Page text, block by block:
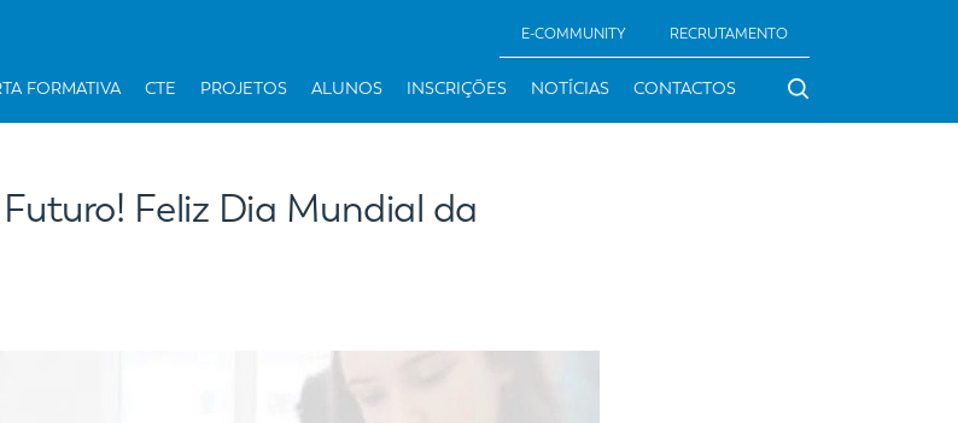
E-COMMUNITY RECRUTAMENTO
FORMATIVA CTE PROJETOS ALUNOS INSCRIÇÕES NOTÍCIAS CONTACTOS
Feliz Dia Mundial da